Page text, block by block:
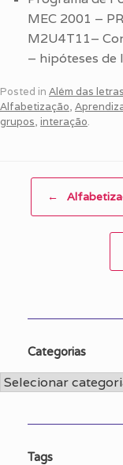
MEC 2001 –
M2U4T11–
– hipóteses de
Posted in Além das letras
Alfabetização,
grupos, interação.
←
Categorias
Categorias
Tags